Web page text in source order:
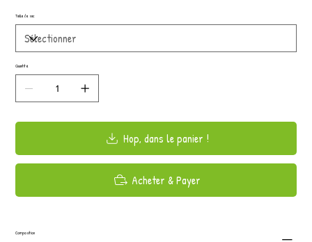
Taille de sac
Quantité
Hop, dans le panier !
Acheter & Payer
Composition